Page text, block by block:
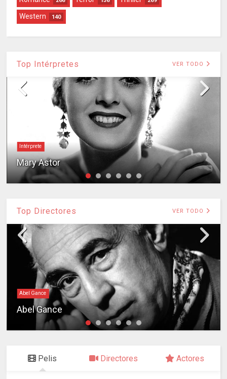
Western 140
Top Intérpretes VER TODO
Intérprete
Mary Astor
Top Directores VER TODO
Abel Gance
Abel Gance
Pelis Directores Actores